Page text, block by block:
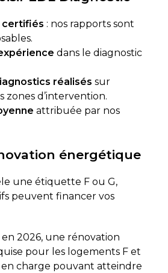
certifiés : nos rapports sont
dans le diagnostic
réalisés sur
zones d’intervention.
attribuée par nos
énergétique
une étiquette F ou G,
peuvent financer vos
en 2026, une rénovation
pour les logements F et
en charge pouvant atteindre